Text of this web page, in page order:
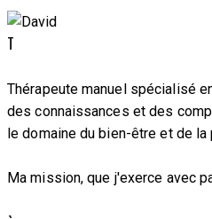
T
Thérapeute manuel spécialisé
des connaissances et des
le domaine du bien-être et de
Ma mission, que j'exerce avec